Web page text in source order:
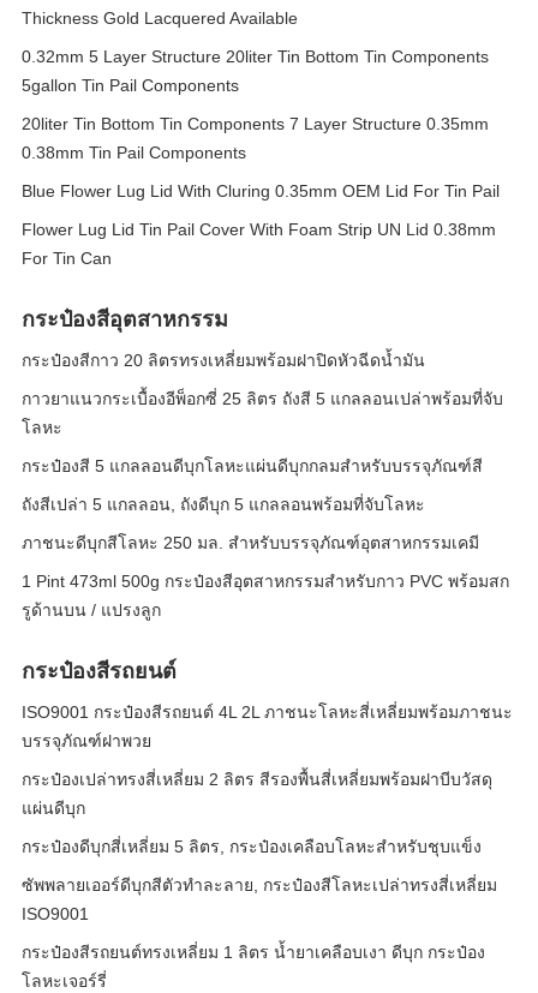
Thickness Gold Lacquered Available
0.32mm 5 Layer Structure 20liter Tin Bottom Tin Components
5gallon Tin Pail Components
20liter Tin Bottom Tin Components 7 Layer Structure 0.35mm
0.38mm Tin Pail Components
Blue Flower Lug Lid With Cluring 0.35mm OEM Lid For Tin Pail
Flower Lug Lid Tin Pail Cover With Foam Strip UN Lid 0.38mm
For Tin Can
กระป๋องสีอุตสาหกรรม
กระป๋องสีกาว 20 ลิตรทรงเหลี่ยมพร้อมฝาปิดหัวฉีดน้ำมัน
กาวยาแนวกระเบื้องอีพ็อกซี่ 25 ลิตร ถังสี 5 แกลลอนเปล่าพร้อมที่จับ
โลหะ
กระป๋องสี 5 แกลลอนดีบุกโลหะแผ่นดีบุกกลมสำหรับบรรจุภัณฑ์สี
ถังสีเปล่า 5 แกลลอน, ถังดีบุก 5 แกลลอนพร้อมที่จับโลหะ
ภาชนะดีบุกสีโลหะ 250 มล. สำหรับบรรจุภัณฑ์อุตสาหกรรมเคมี
1 Pint 473ml 500g กระป๋องสีอุตสาหกรรมสำหรับกาว PVC พร้อมสก
รูด้านบน / แปรงลูก
กระป๋องสีรถยนต์
ISO9001 กระป๋องสีรถยนต์ 4L 2L ภาชนะโลหะสี่เหลี่ยมพร้อมภาชนะ
บรรจุภัณฑ์ฝาพวย
กระป๋องเปล่าทรงสี่เหลี่ยม 2 ลิตร สีรองพื้นสี่เหลี่ยมพร้อมฝาบีบวัสดุ
แผ่นดีบุก
กระป๋องดีบุกสี่เหลี่ยม 5 ลิตร, กระป๋องเคลือบโลหะสำหรับชุบแข็ง
ซัพพลายเออร์ดีบุกสีตัวทำละลาย, กระป๋องสีโลหะเปล่าทรงสี่เหลี่ยม
ISO9001
กระป๋องสีรถยนต์ทรงเหลี่ยม 1 ลิตร น้ำยาเคลือบเงา ดีบุก กระป๋อง
โลหะเจอร์รี่